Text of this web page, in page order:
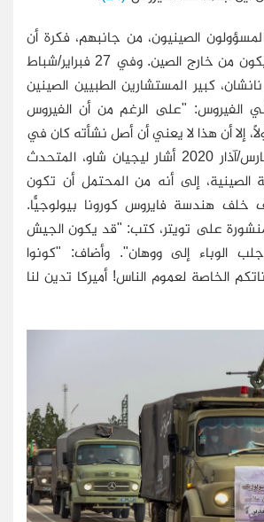
الصينيون، من جانبهم، فكرة أن
منشأ الفيروس قد يكون من خارج الصين. وفي 27 فبراير/شباط
نانشان، كبير المستشارين الطبيين الصينين
الفيروس: "على الرغم من أن الفيروس
إلا أن هذا لا يعني أن أصل نشأته كان في
الصين". وفي 12 مارس/آذار 2020 أشار ليجيان شاو، المتحدث
الصينية، إلى أنه من المحتمل أن تكون
خلف هندسة فايروس كورونا بيولوجيًّا.
على تويتر، كتب: "قد يكون الجيش
الوباء إلى ووهان". وأضاف: "كونوا
الخاصة لعموم الناس! أميركا تدين لنا